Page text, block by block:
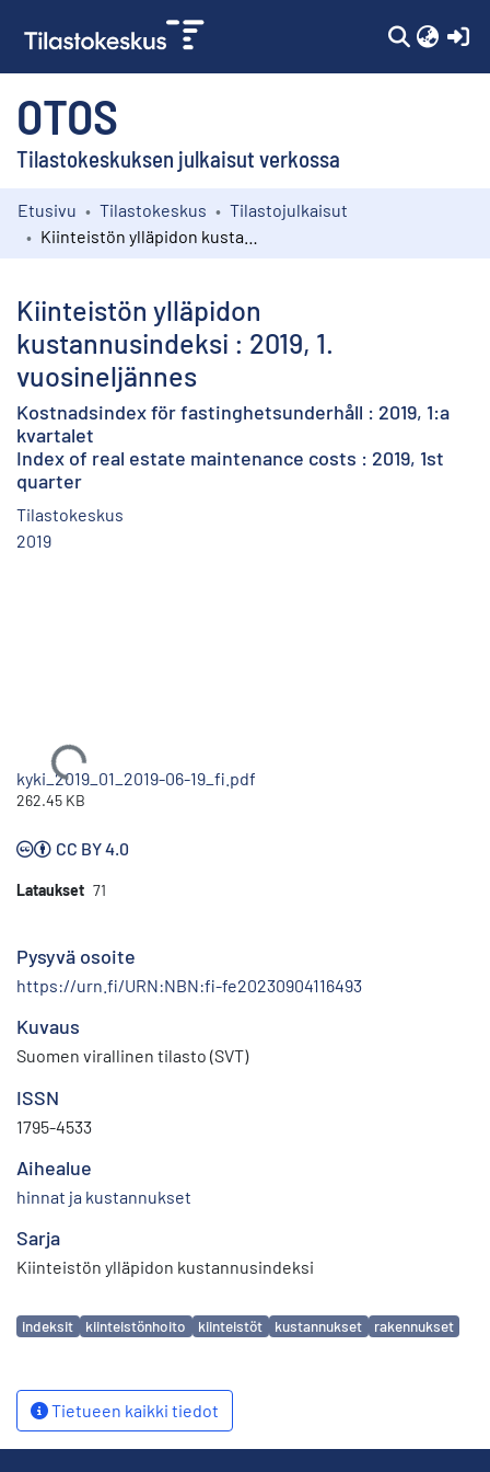
OTOS
Tilastokeskuksen julkaisut verkossa
Kokoelmat
Etusivu Tilastokeskus
Tilastojulkaisut
Kiinteistön ylläpidon
kustannusindeksi : 2019, 1.
vuosineljännes
Kostnadsindex för fastinghetsunderhåll : 2019, 1:a
kvartalet
Index of real estate maintenance costs : 2019, 1st
quarter
Tilastokeskus
2019
Ladataan...
kyki_2019_01_2019-06-19_fi.pdf
262.45 KB
CC BY 4.0
Lataukset 71
Pysyvä osoite
https://urn.fi/URN:NBN:fi-fe20230904116493
Kuvaus
Suomen virallinen tilasto (SVT)
ISSN
1795-4533
Aihealue
hinnat ja kustannukset
Sarja
Kiinteistön ylläpidon kustannusindeksi
Avainsanat
indeksit kiinteistönhoito kiinteistöt kustannukset rakennukset
Tietueen kaikki tiedot